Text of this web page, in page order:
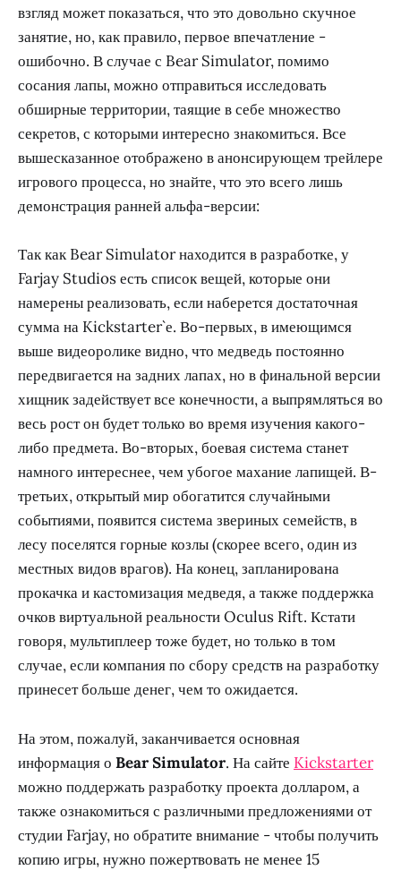
взгляд может показаться, что это довольно скучное
занятие, но, как правило, первое впечатление -
ошибочно. В случае с Bear Simulator, помимо
сосания лапы, можно отправиться исследовать
обширные территории, таящие в себе множество
секретов, с которыми интересно знакомиться. Все
вышесказанное отображено в анонсирующем трейлере
игрового процесса, но знайте, что это всего лишь
демонстрация ранней альфа-версии:
Так как Bear Simulator находится в разработке, у
Farjay Studios есть список вещей, которые они
намерены реализовать, если наберется достаточная
сумма на Kickstarter`е. Во-первых, в имеющимся
выше видеоролике видно, что медведь постоянно
передвигается на задних лапах, но в финальной версии
хищник задействует все конечности, а выпрямляться во
весь рост он будет только во время изучения какого-
либо предмета. Во-вторых, боевая система станет
намного интереснее, чем убогое махание лапищей. В-
третьих, открытый мир обогатится случайными
событиями, появится система звериных семейств, в
лесу поселятся горные козлы (скорее всего, один из
местных видов врагов). На конец, запланирована
прокачка и кастомизация медведя, а также поддержка
очков виртуальной реальности Oculus Rift. Кстати
говоря, мультиплеер тоже будет, но только в том
случае, если компания по сбору средств на разработку
принесет больше денег, чем то ожидается.
На этом, пожалуй, заканчивается основная
информация о Bear Simulator. На сайте Kickstarter
можно поддержать разработку проекта долларом, а
также ознакомиться с различными предложениями от
студии Farjay, но обратите внимание - чтобы получить
копию игры, нужно пожертвовать не менее 15